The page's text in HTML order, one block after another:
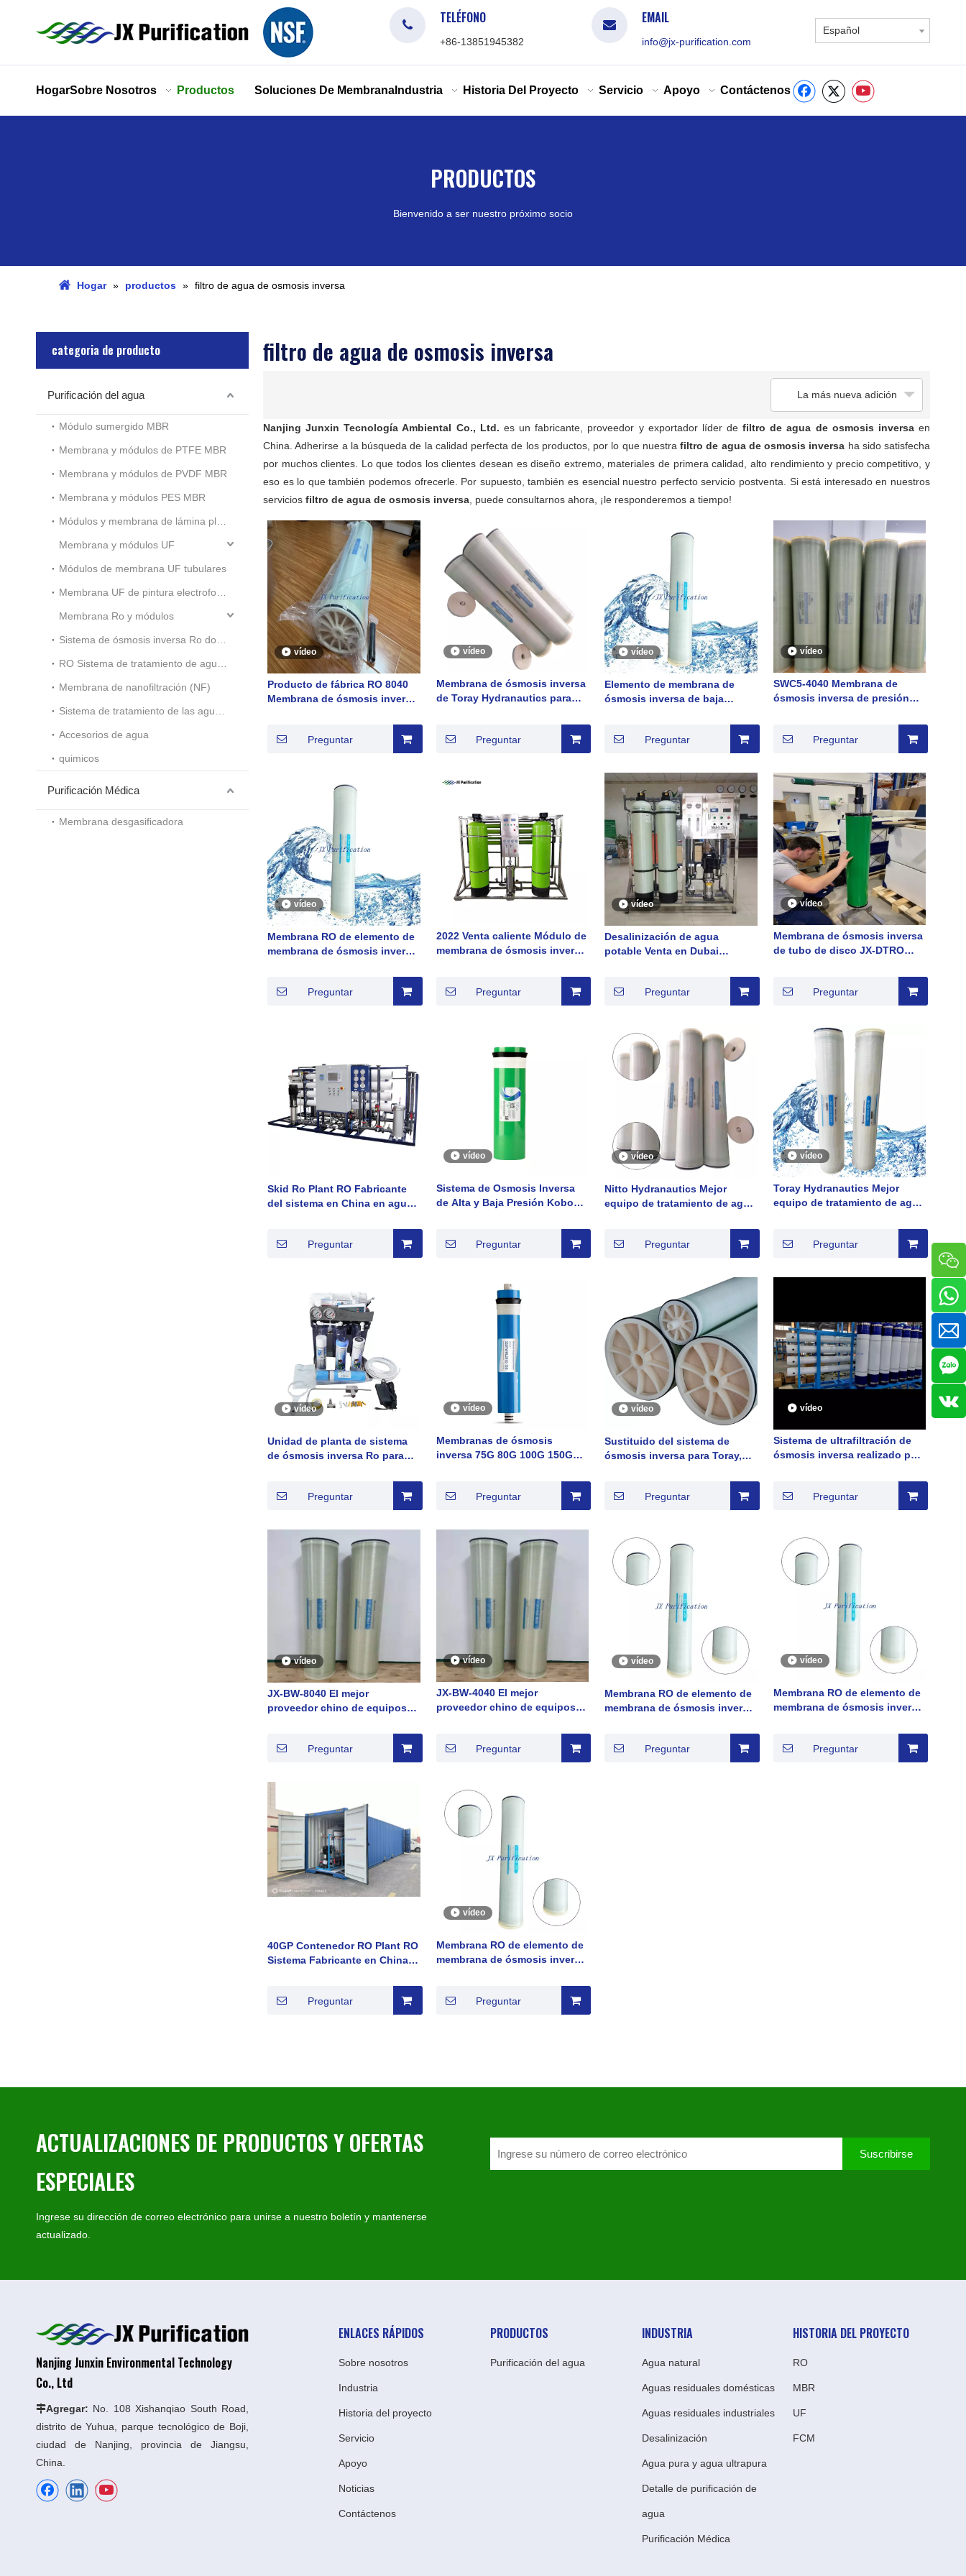
TELÉFONO
+86-13851945382
EMAIL
info@jx-purification.com
Español
HogarSobre Nosotros Productos Soluciones De Membrana Industria Historia Del Proyecto Servicio Apoyo Contáctenos
PRODUCTOS
Bienvenido a ser nuestro próximo socio
Hogar » productos » filtro de agua de osmosis inversa
categoria de producto
Purificación del agua
Módulo sumergido MBR
Membrana y módulos de PTFE MBR
Membrana y módulos de PVDF MBR
Membrana y módulos PES MBR
Membrana y módulos UF
Módulos de membrana UF tubulares
Membrana Ro y módulos
Membrana de nanofiltración (NF)
Accesorios de agua
quimicos
Purificación Médica
Membrana desgasificadora
filtro de agua de osmosis inversa
La más nueva adición
Nanjing Junxin Tecnología Ambiental Co., Ltd. es un fabricante, proveedor y exportador líder defiltro de agua de osmosis inversaen
China. Adherirse a la búsqueda de la calidad perfecta de los productos, por lo que nuestra filtro de agua de osmosis inversa ha sido satisfecha
por muchos clientes. Lo que todos los clientes desean es diseño extremo, materiales de primera calidad, alto rendimiento y precio competitivo, y
eso es lo que también podemos ofrecerle. Por supuesto, también es esencial nuestro perfecto servicio postventa. Si está interesado en nuestros
servicios filtro de agua de osmosis inversa , puede consultarnos ahora, ¡le responderemos a tiempo!
vídeo
Producto de fábrica RO 8040
Membrana de ósmosis inversa
Preguntar
vídeo
Membrana de ósmosis inversa
de Toray Hydranautics para
Preguntar
vídeo
Elemento de membrana de
ósmosis inversa de baja
Elemento de membrana RO
Preguntar
vídeo
SWC5-4040 Membrana de
ósmosis inversa de presión
Preguntar
vídeo
Membrana RO de elemento de
membrana de ósmosis inversa
Preguntar
2022 Venta caliente Módulo de
membrana de ósmosis inversa
Preguntar
vídeo
Desalinización de agua
potable Venta en Dubai
Inverso Módulo de membrana
de ósmosmos Eliminación de
sal Sales Venta caliente 2022
Preguntar
vídeo
Membrana de ósmosis inversa
de tubo de disco JX-DTRO
Preguntar
Skid Ro Plant RO Fabricante
del sistema en China en agua
Preguntar
vídeo
Sistema de Osmosis Inversa
de Alta y Baja Presión Kobo
Preguntar
vídeo
Nitto Hydranautics Mejor
equipo de tratamiento de agua
Preguntar
vídeo
Toray Hydranautics Mejor
equipo de tratamiento de agua
Preguntar
vídeo
Unidad de planta de sistema
de ósmosis inversa Ro para
Preguntar
vídeo
Membranas de ósmosis
inversa 75G 80G 100G 150G
Preguntar
vídeo
Sustituido del sistema de
ósmosis inversa para Toray,
Preguntar
vídeo
Sistema de ultrafiltración de
ósmosis inversa realizado por
Emiratos Árabes Unidos
Preguntar
vídeo
JX-BW-8040 El mejor
proveedor chino de equipos
sistema de ósmosis inversa
Preguntar
vídeo
JX-BW-4040 El mejor
proveedor chino de equipos
sistema de ósmosis inversa
Preguntar
vídeo
Membrana RO de elemento de
membrana de ósmosis inversa
Preguntar
vídeo
Membrana RO de elemento de
membrana de ósmosis inversa
Preguntar
40GP Contenedor RO Plant RO
Sistema Fabricante en China
Preguntar
vídeo
Membrana RO de elemento de
membrana de ósmosis inversa
Preguntar
ACTUALIZACIONES DE PRODUCTOS Y OFERTAS
ESPECIALES
Ingrese su dirección de correo electrónico para unirse a nuestro boletín y mantenerse
actualizado.
Suscribirse
Nanjing Junxin Environmental Technology
Co., Ltd
Agregar: No. 108 Xishanqiao South Road,
distrito de Yuhua, parque tecnológico de Boji,
ciudad de Nanjing, provincia de Jiangsu,
China.
ENLACES RÁPIDOS
Sobre nosotros
Industria
Historia del proyecto
Servicio
Apoyo
Noticias
Contáctenos
PRODUCTOS
Purificación del agua
INDUSTRIA
Agua natural
Aguas residuales domésticas
Aguas residuales industriales
Desalinización
Agua pura y agua ultrapura
Detalle de purificación de
agua
Purificación Médica
HISTORIA DEL PROYECTO
RO
MBR
UF
FCM